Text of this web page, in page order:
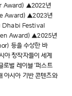
Award) ▲2022년
Award) ▲2023년
Dhabi Festival
Award) ▲2025년
등을 수상한 바
아 창작자들이 세계
로벌 레이블 '퍼스트
시아 기반 콘텐츠와